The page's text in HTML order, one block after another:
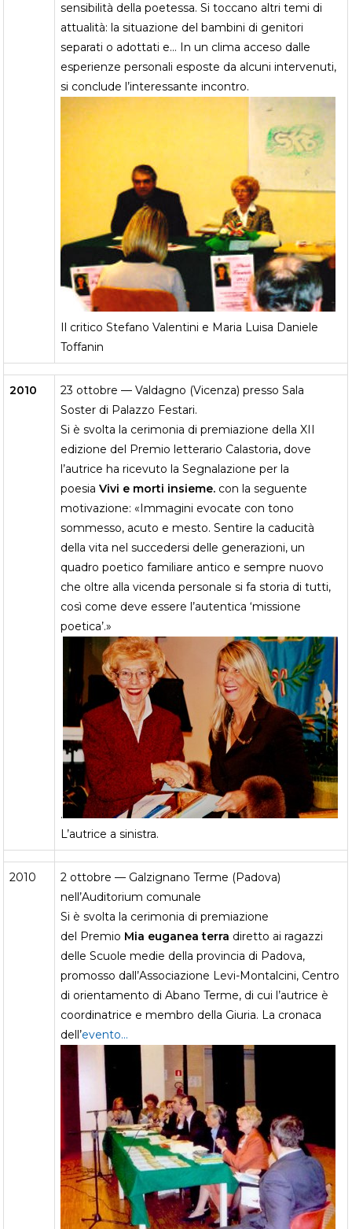
sensibilità della poetessa. Si toccano altri temi di
attualità: la situazione del bambini di genitori
separati o adottati e… In un clima acceso dalle
esperienze personali esposte da alcuni intervenuti,
si conclude l’interessante incontro.
Il critico Stefano Valentini e Maria Luisa Daniele
Toffanin
2010
23 ottobre — Valdagno (Vicenza) presso Sala
Soster di Palazzo Festari.
Si è svolta la cerimonia di premiazione della XII
edizione del Premio letterario Calastoria, dove
l’autrice ha ricevuto la Segnalazione per la
poesia Vivi e morti insieme. con la seguente
motivazione: «Immagini evocate con tono
sommesso, acuto e mesto. Sentire la caducità
della vita nel succedersi delle generazioni, un
quadro poetico familiare antico e sempre nuovo
che oltre alla vicenda personale si fa storia di tutti,
così come deve essere l’autentica ‘missione
poetica’.»
.
L’autrice a sinistra.
2010
2 ottobre — Galzignano Terme (Padova)
nell’Auditorium comunale
Si è svolta la cerimonia di premiazione
del Premio Mia euganea terra diretto ai ragazzi
delle Scuole medie della provincia di Padova,
promosso dall’Associazione Levi-Montalcini, Centro
di orientamento di Abano Terme, di cui l’autrice è
coordinatrice e membro della Giuria. La cronaca
dell’evento…